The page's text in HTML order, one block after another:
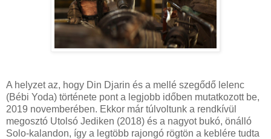
A helyzet az, hogy Din Djarin és a mellé szegődő lelenc
(Bébi Yoda) története pont a legjobb időben mutatkozott be,
2019 novemberében. Ekkor már túlvoltunk a rendkívül
megosztó Utolsó Jediken (2018) és a nagyot bukó, önálló
Solo-kalandon, így a legtöbb rajongó rögtön a keblére tudta